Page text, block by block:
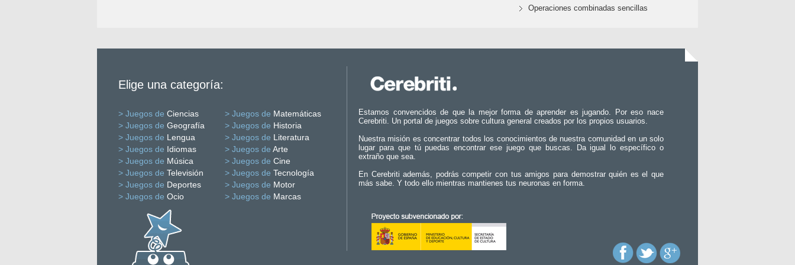
Operaciones combinadas sencillas
Elige una categoría:
> Juegos de Ciencias > Juegos de Matemáticas
> Juegos de Geografía > Juegos de Historia
> Juegos de Lengua > Juegos de Literatura
> Juegos de Idiomas > Juegos de Arte
> Juegos de Música > Juegos de Cine
> Juegos de Televisión > Juegos de Tecnología
> Juegos de Deportes > Juegos de Motor
> Juegos de Ocio > Juegos de Marcas
Estamos convencidos de que la mejor forma de aprender es jugando. Por eso nace
Cerebriti. Un portal de juegos sobre cultura general creados por los propios usuarios.
Nuestra misión es concentrar todos los conocimientos de nuestra comunidad en un solo
lugar para que tú puedas encontrar ese juego que buscas. Da igual lo específico o
extraño que sea.
En Cerebriti además, podrás competir con tus amigos para demostrar quién es el que
más sabe. Y todo ello mientras mantienes tus neuronas en forma.